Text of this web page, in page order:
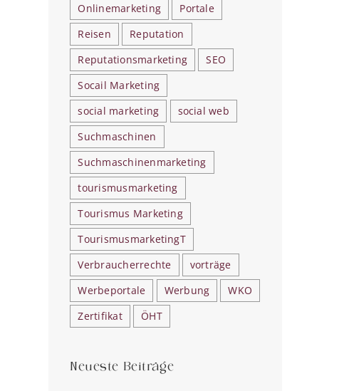
Onlinemarketing
Portale
Reisen
Reputation
Reputationsmarketing
SEO
Socail Marketing
social marketing
social web
Suchmaschinen
Suchmaschinenmarketing
tourismusmarketing
Tourismus Marketing
TourismusmarketingT
Verbraucherrechte
vorträge
Werbeportale
Werbung
WKO
Zertifikat
ÖHT
Neueste Beiträge